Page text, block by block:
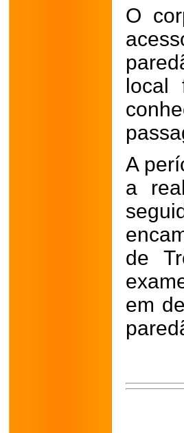
O
local
A
a
de
em